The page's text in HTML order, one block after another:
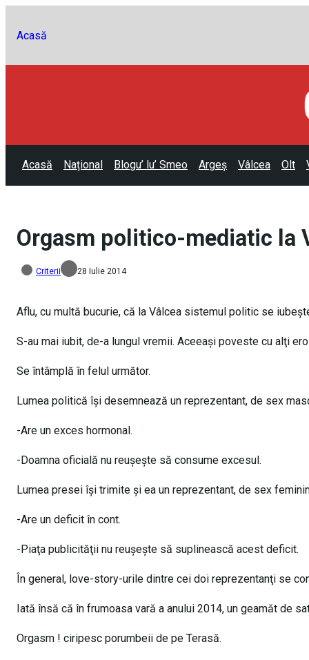
Acasă
Acasă Național Blogu’ lu’ Smeo Argeș Vâlcea Olt
Orgasm politico-mediatic la
Criterii 28 Iulie 2014
Aflu, cu multă bucurie, că la Vâlcea sistemul politic se
S-au mai iubit, de-a lungul vremii. Aceeaşi poveste cu alţi
Se întâmplă în felul următor.
Lumea politică îşi desemnează un reprezentant, de sex
-Are un exces hormonal.
-Doamna oficială nu reuşeşte să consume excesul.
Lumea presei îşi trimite şi ea un reprezentant, de sex
-Are un deficit în cont.
-Piaţa publicităţii nu reuşeşte să suplinească acest deficit.
În general, love-story-urile dintre cei doi reprezentanţi se
Iată însă că în frumoasa vară a anului 2014, un geamăt de
Orgasm ! ciripesc porumbeii de pe Terasă.